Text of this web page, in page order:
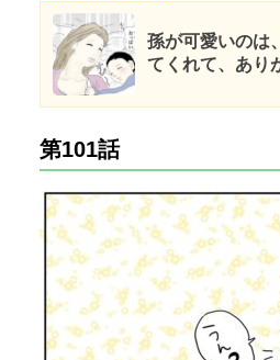
孫が可愛いのは
てくれて、あり
第101話